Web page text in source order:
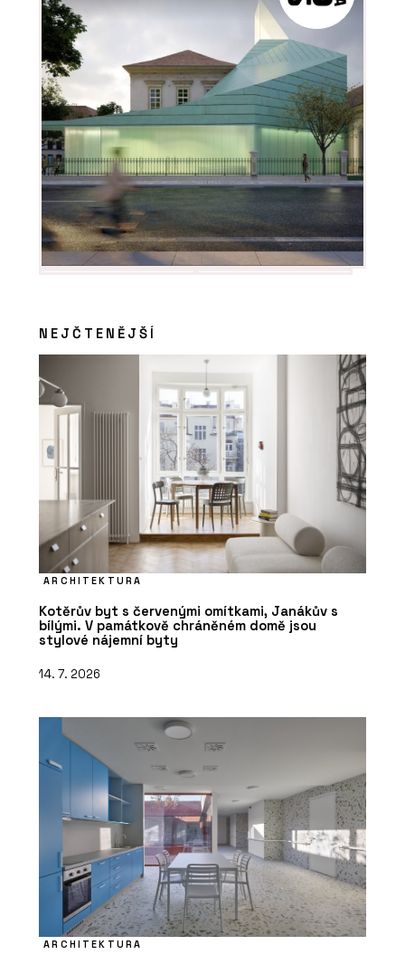
NEJČTENĚJŠÍ
ARCHITEKTURA
Kotěrův byt s červenými omítkami, Janákův s
bílými. V památkově chráněném domě jsou
stylové nájemní byty
14. 7. 2026
ARCHITEKTURA